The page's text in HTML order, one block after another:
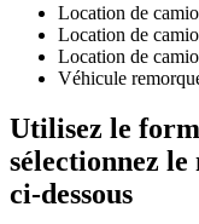
Location de
Location de
Location de
Véhicule
Utilisez le
sélectionnez
ci-dessous